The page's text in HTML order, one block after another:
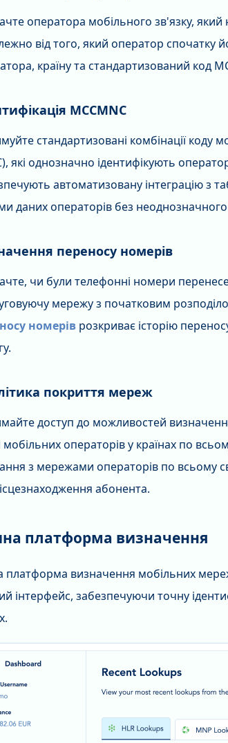
оператора мобільного зв'язку,
від того, який оператор спочатку
країну та стандартизований код
MCCMNC
стандартизовані комбінації коду
які однозначно ідентифікують
автоматизовану інтеграцію з
даних операторів без неоднозначного
переносу номерів
чи були телефонні номери
мережу з початковим
номерів розкриває історію
покриття мереж
доступ до можливостей
мобільних операторів у країнах по
з мережами операторів по всьому
абонента.
платформа визначення
визначення мобільних мереж
інтерфейс, забезпечуючи точну